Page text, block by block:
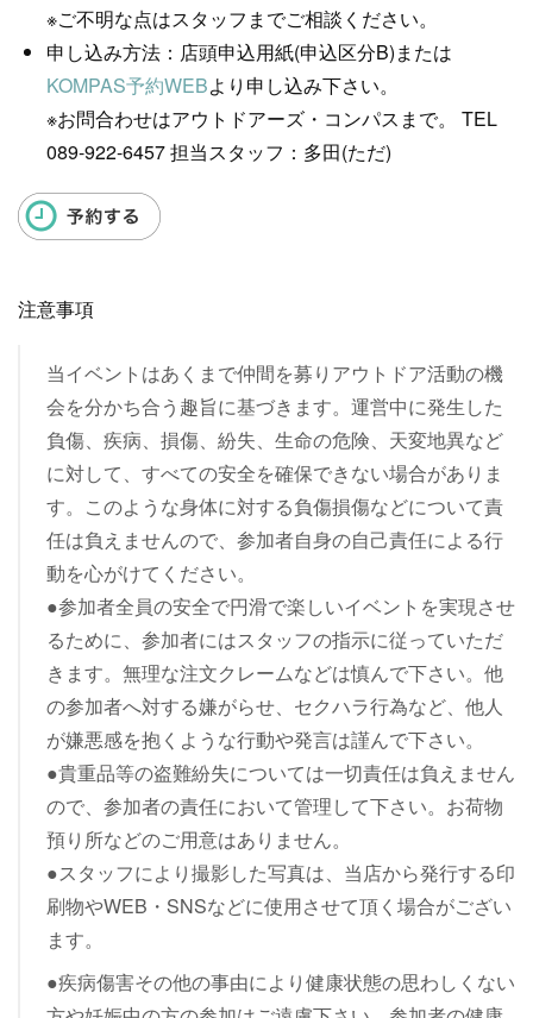
※ご不明な点はスタッフまでご相談ください。
申し込み方法：店頭申込用紙(申込区分B)または
KOMPAS予約WEBより申し込み下さい。
※お問合わせはアウトドアーズ・コンパスまで。 TEL
089-922-6457 担当スタッフ：多田(ただ)
注意事項
当イベントはあくまで仲間を募りアウトドア活動の機
会を分かち合う趣旨に基づきます。運営中に発生した
負傷、疾病、損傷、紛失、生命の危険、天変地異など
に対して、すべての安全を確保できない場合がありま
す。このような身体に対する負傷損傷などについて責
任は負えませんので、参加者自身の自己責任による行
動を心がけてください。
●参加者全員の安全で円滑で楽しいイベントを実現させ
るために、参加者にはスタッフの指示に従っていただ
きます。無理な注文クレームなどは慎んで下さい。他
の参加者へ対する嫌がらせ、セクハラ行為など、他人
が嫌悪感を抱くような行動や発言は謹んで下さい。
●貴重品等の盗難紛失については一切責任は負えません
ので、参加者の責任において管理して下さい。お荷物
預り所などのご用意はありません。
●スタッフにより撮影した写真は、当店から発行する印
刷物やWEB・SNSなどに使用させて頂く場合がござい
ます。
●疾病傷害その他の事由により健康状態の思わしくない